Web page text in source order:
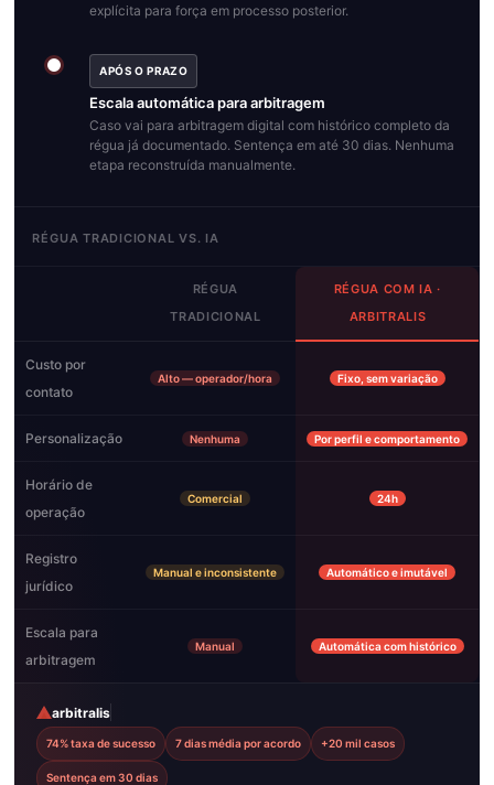
explícita para força em processo posterior.
APÓS O PRAZO
Escala automática para arbitragem
Caso vai para arbitragem digital com histórico completo da
régua já documentado. Sentença em até 30 dias. Nenhuma
etapa reconstruída manualmente.
RÉGUA TRADICIONAL VS. IA
RÉGUA
TRADICIONAL
RÉGUA COM IA ·
ARBITRALIS
Custo por
contato
Alto — operador/hora Fixo, sem variação
Personalização Nenhuma Por perfil e comportamento
Horário de
operação
Comercial 24h
Registro
jurídico
Manual e inconsistente Automático e imutável
Escala para
arbitragem
Manual Automática com histórico
arbitralis
74% taxa de sucesso 7 dias média por acordo +20 mil casos
Sentença em 30 dias